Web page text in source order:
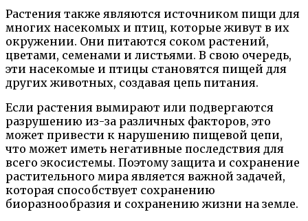
Растения также являются источником пищи для
многих насекомых и птиц, которые живут в их
окружении. Они питаются соком растений,
цветами, семенами и листьями. В свою очередь,
эти насекомые и птицы становятся пищей для
других животных, создавая цепь питания.
Если растения вымирают или подвергаются
разрушению из-за различных факторов, это
может привести к нарушению пищевой цепи,
что может иметь негативные последствия для
всего экосистемы. Поэтому защита и сохранение
растительного мира является важной задачей,
которая способствует сохранению
биоразнообразия и сохранению жизни на земле.